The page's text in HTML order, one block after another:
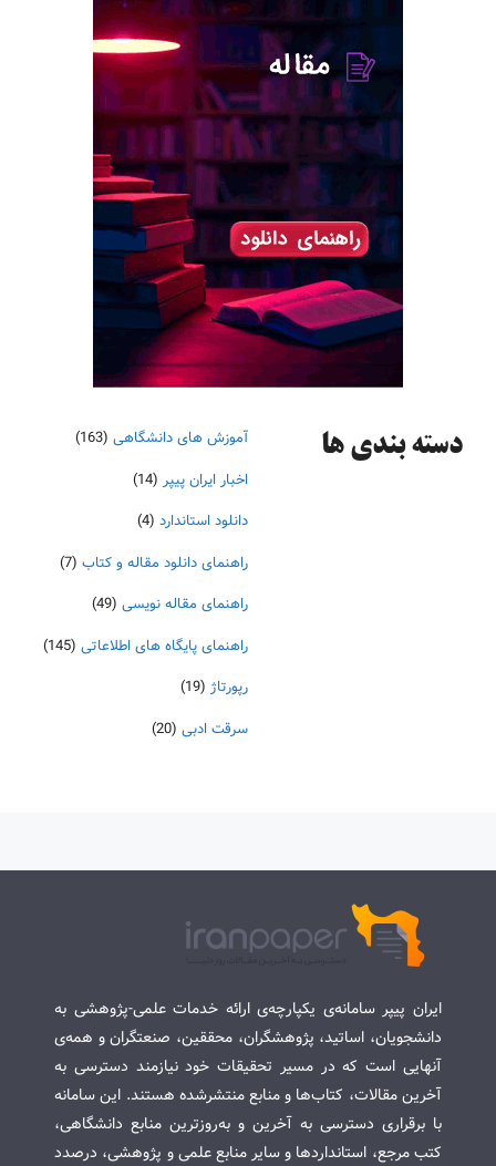
دسته‌ بندی ها آموزش های دانشگاهی (163)
اخبار ایران پیپر (14)
دانلود استاندارد (4)
راهنمای دانلود مقاله و کتاب (7)
راهنمای مقاله نویسی (49)
راهنمای پایگاه های اطلاعاتی (145)
رپورتاژ (19)
سرقت ادبی (20)
ایران پیپر سامانه‌ی یکپارچه‌ی ارائه خدمات علمی-پژوهشی به
دانشجویان، اساتید، پژوهشگران، محققین، صنعتگران و همه‌ی
آنهایی است که در مسیر تحقیقات خود نیازمند دسترسی به
آخرین مقالات، کتاب‌ها و منابع منتشرشده هستند. این سامانه
با برقراری دسترسی به آخرین و به‌روزترین منابع دانشگاهی،
کتب مرجع، استانداردها و سایر منابع علمی و پژوهشی، درصدد